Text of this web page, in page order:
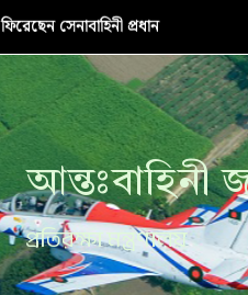
সেনাবাহিনী প্রধান
আন্তঃবাহিনী
প্রতিরক্ষা মন্ত্রণালয়